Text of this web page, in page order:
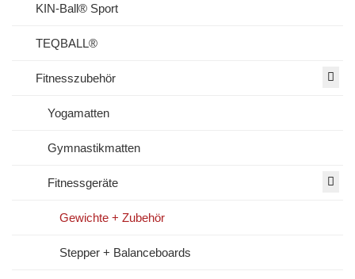
KIN-Ball® Sport
TEQBALL®
Fitnesszubehör
Yogamatten
Gymnastikmatten
Fitnessgeräte
Gewichte + Zubehör
Stepper + Balanceboards